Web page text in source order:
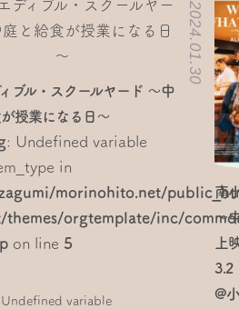
ブル・スクールヤード ～中
授業になる日～
: Undefined variable
in
morinohito.net/
themes/orgtemplate/inc/
on line 5
2024.01.30
Undefined variable
南
～
上
3.2
@